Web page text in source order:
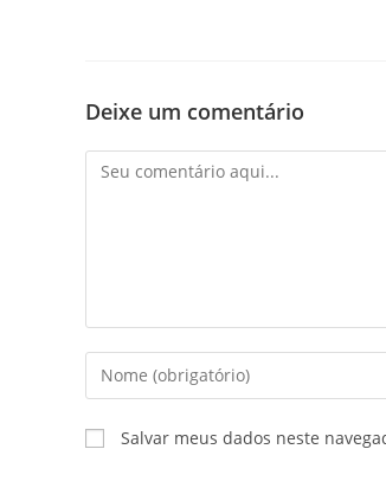
Deixe um comentário
Salvar meus dados neste